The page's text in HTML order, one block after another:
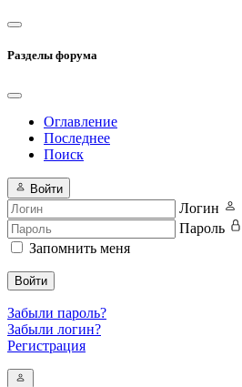
Разделы форума
Оглавление
Последнее
Поиск
Войти
Логин
Пароль
Запомнить меня
Войти
Забыли пароль?
Забыли логин?
Регистрация